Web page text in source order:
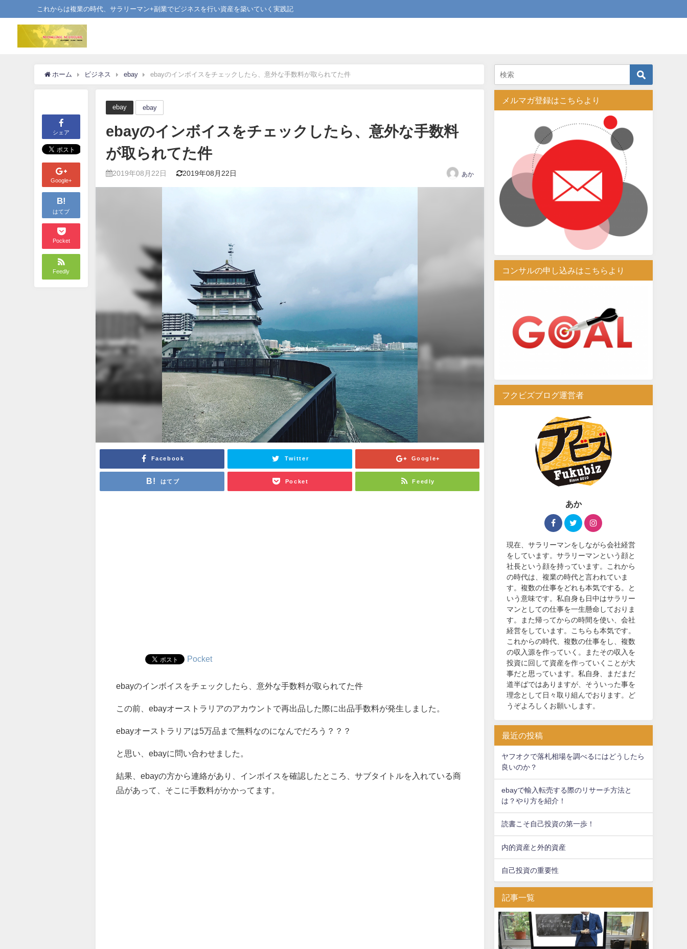
これからは複業の時代、サラリーマン+副業でビジネスを行い資産を築いていく実践記
ホーム ビジネス ebay ebayのインボイスをチェックしたら、意外な手数料が取られてた件
シェア
Google+
B!
はてブ
Pocket
Feedly
ebay ebay
ebayのインボイスをチェックしたら、意外な手数料
が取られてた件
2019年08月22日 2019年08月22日 あか
Facebook Twitter Google+
はてブ Pocket Feedly
Pocket
ebayのインボイスをチェックしたら、意外な手数料が取られてた件
この前、ebayオーストラリアのアカウントで再出品した際に出品手数料が発生しました。
ebayオーストラリアは5万品まで無料なのになんでだろう？？？
と思い、ebayに問い合わせました。
結果、ebayの方から連絡があり、インボイスを確認したところ、サブタイトルを入れている商
品があって、そこに手数料がかかってます。
メルマガ登録はこちらより
コンサルの申し込みはこちらより
フクビズブログ運営者
あか
現在、サラリーマンをしながら会社経営
をしています。サラリーマンという顔と
社長という顔を持っています。これから
の時代は、複業の時代と言われていま
す。複数の仕事をどれも本気でする。と
いう意味です。私自身も日中はサラリー
マンとしての仕事を一生懸命しておりま
す。また帰ってからの時間を使い、会社
経営をしています。こちらも本気です。
これからの時代、複数の仕事をし、複数
の収入源を作っていく。またその収入を
投資に回して資産を作っていくことが大
事だと思っています。私自身、まだまだ
道半ばではありますが、そういった事を
理念として日々取り組んでおります。ど
うぞよろしくお願いします。
最近の投稿
ヤフオクで落札相場を調べるにはどうしたら
良いのか？
ebayで輸入転売する際のリサーチ方法と
は？やり方を紹介！
読書こそ自己投資の第一歩！
内的資産と外的資産
自己投資の重要性
記事一覧